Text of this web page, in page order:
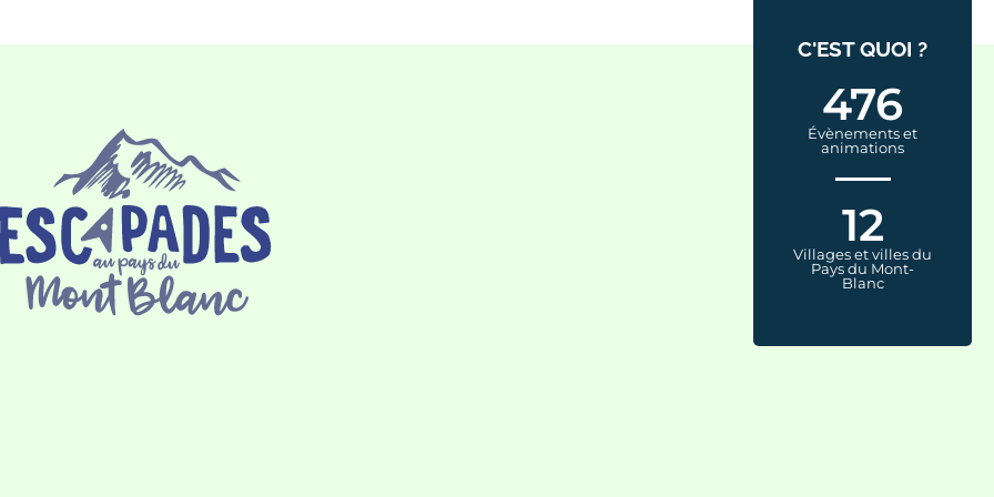
C'EST QUOI ?
476
Évènements et
animations
12
Villages et villes du
Pays du Mont-
Blanc